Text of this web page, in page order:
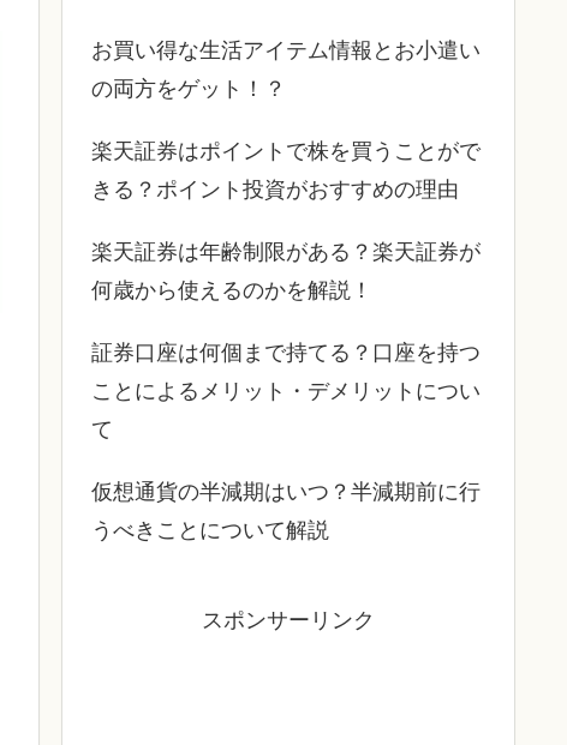
お買い得な生活アイテム情報とお小遣い
の両方をゲット！？
楽天証券はポイントで株を買うことがで
きる？ポイント投資がおすすめの理由
楽天証券は年齢制限がある？楽天証券が
何歳から使えるのかを解説！
証券口座は何個まで持てる？口座を持つ
ことによるメリット・デメリットについ
て
仮想通貨の半減期はいつ？半減期前に行
うべきことについて解説
スポンサーリンク